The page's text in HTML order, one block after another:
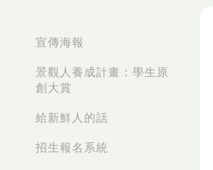
宣傳海報
景觀人養成計畫：學生原
創大賞
給新鮮人的話
招生報名系統